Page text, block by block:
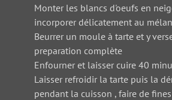
Monter les blancs d'oeufs en
incorporer délicatement au
Beurrer un moule à tarte et y
preparation complète
Enfourner et laisser cuire 40
Laisser refroidir la tarte puis la
pendant la cuisson , faire de